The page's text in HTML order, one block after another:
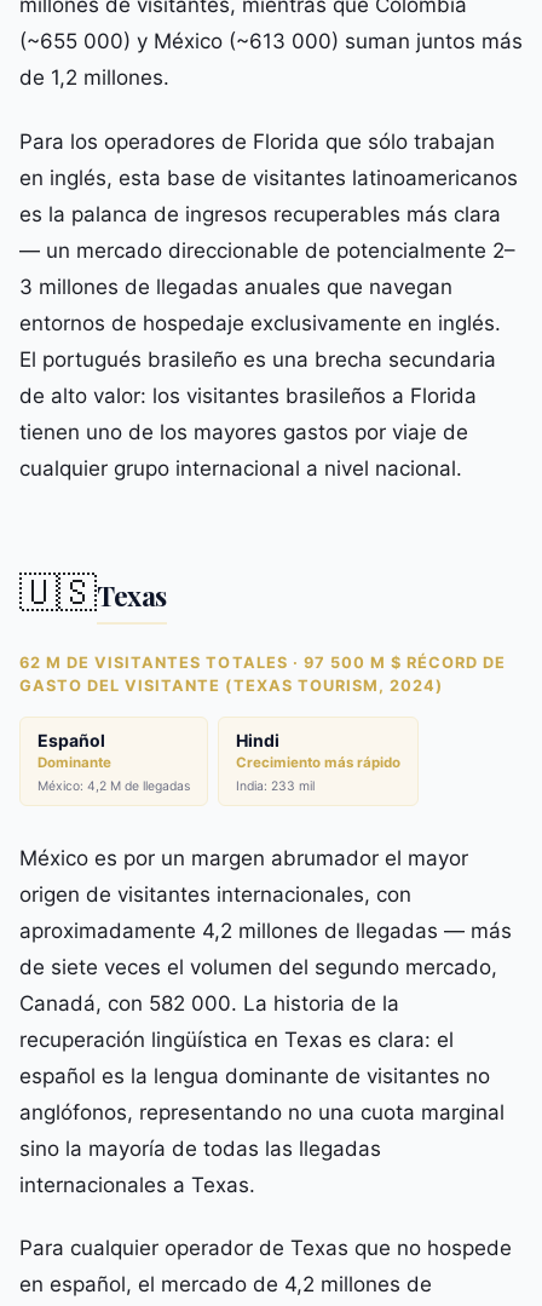
millones de visitantes, mientras que Colombia
(~655 000) y México (~613 000) suman juntos más
de 1,2 millones.
Para los operadores de Florida que sólo trabajan
en inglés, esta base de visitantes latinoamericanos
es la palanca de ingresos recuperables más clara
— un mercado direccionable de potencialmente 2–
3 millones de llegadas anuales que navegan
entornos de hospedaje exclusivamente en inglés.
El portugués brasileño es una brecha secundaria
de alto valor: los visitantes brasileños a Florida
tienen uno de los mayores gastos por viaje de
cualquier grupo internacional a nivel nacional.
🇺🇸Texas
62 M DE VISITANTES TOTALES · 97 500 M $ RÉCORD DE
GASTO DEL VISITANTE (TEXAS TOURISM, 2024)
Español
Dominante
México: 4,2 M de llegadas
Hindi
Crecimiento más rápido
India: 233 mil
México es por un margen abrumador el mayor
origen de visitantes internacionales, con
aproximadamente 4,2 millones de llegadas — más
de siete veces el volumen del segundo mercado,
Canadá, con 582 000. La historia de la
recuperación lingüística en Texas es clara: el
español es la lengua dominante de visitantes no
anglófonos, representando no una cuota marginal
sino la mayoría de todas las llegadas
internacionales a Texas.
Para cualquier operador de Texas que no hospede
en español, el mercado de 4,2 millones de